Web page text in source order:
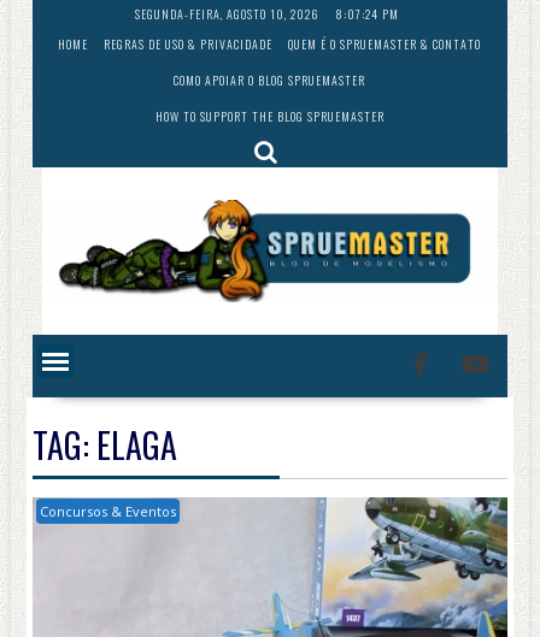
Skip
to
content
SEGUNDA-FEIRA, AGOSTO 10, 2026
8:07:25 PM
HOME
REGRAS DE USO & PRIVACIDADE
QUEM É O SPRUEMASTER & CONTATO
COMO APOIAR O BLOG SPRUEMASTER
HOW TO SUPPORT THE BLOG SPRUEMASTER
TAG: ELAGA
Concursos & Eventos